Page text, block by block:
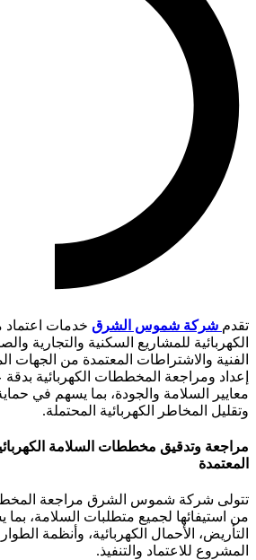
تقدم شركة شموس الشرق خدمات
الكهربائية للمشاريع السكنية والتجارية
الفنية والاشتراطات المعتمدة من
إعداد ومراجعة المخططات الكهربائية
معايير السلامة والجودة، بما يسهم في
وتقليل المخاطر الكهربائية المحتملة.
مراجعة وتدقيق مخططات السلامة
المعتمدة
تتولى شركة شموس الشرق مراجعة
من استيفائها لجميع متطلبات السلامة، بما
التأريض، الأحمال الكهربائية، وأنظمة
المشروع للاعتماد والتنفيذ.